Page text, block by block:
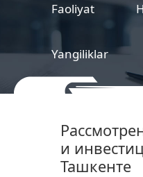
Faoliyat
Yangiliklar
sertifikatlashtirish
и
Ташкенте